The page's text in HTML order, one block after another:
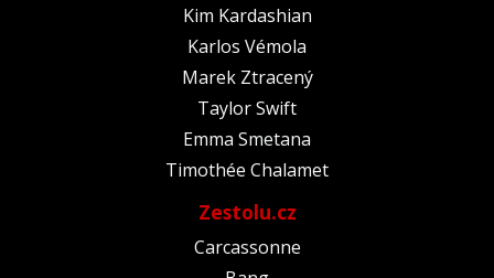
Kim Kardashian
Karlos Vémola
Marek Ztracený
Taylor Swift
Emma Smetana
Timothée Chalamet
Zestolu.cz
Carcassonne